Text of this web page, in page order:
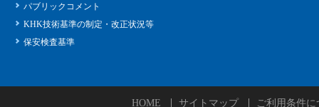
パブリックコメント
KHK技術基準の制定・改正状況等
保安検査基準
HOME サイトマップ ご利用条件に